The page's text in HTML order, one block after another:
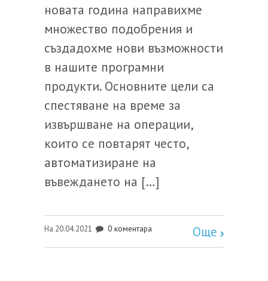
новата година направихме
множество подобрения и
създадохме нови възможности
в нашите програмни
продукти. Основните цели са
спестяване на време за
извършване на операции,
които се повтарят често,
автоматизиране на
въвеждането на […]
На 20.04.2021 0 коментара Още